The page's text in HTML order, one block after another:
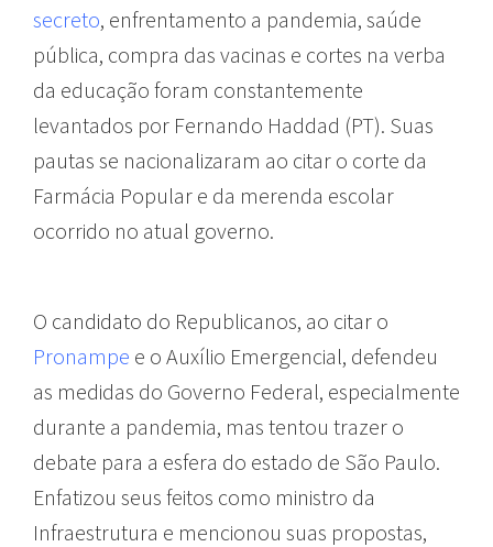
secreto, enfrentamento a pandemia, saúde
pública, compra das vacinas e cortes na verba
da educação foram constantemente
levantados por Fernando Haddad (PT). Suas
pautas se nacionalizaram ao citar o corte da
Farmácia Popular e da merenda escolar
ocorrido no atual governo.
O candidato do Republicanos, ao citar o
Pronampe e o Auxílio Emergencial, defendeu
as medidas do Governo Federal, especialmente
durante a pandemia, mas tentou trazer o
debate para a esfera do estado de São Paulo.
Enfatizou seus feitos como ministro da
Infraestrutura e mencionou suas propostas,